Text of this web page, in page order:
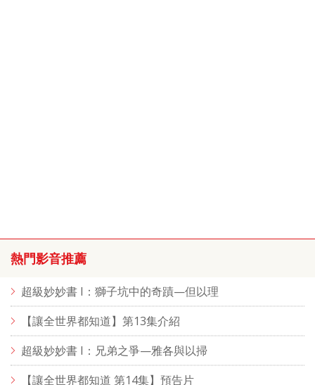
熱門影音推薦
超級妙妙書 I：獅子坑中的奇蹟—但以理
【讓全世界都知道】第13集介紹
超級妙妙書 I：兄弟之爭—雅各與以掃
【讓全世界都知道 第14集】預告片